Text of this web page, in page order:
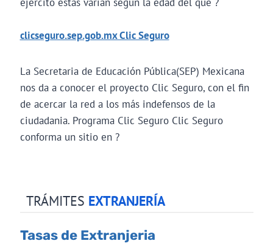
clicseguro.sep.gob.mx Clic Seguro
La Secretaria de Educación Pública(SEP) Mexicana
nos da a conocer el proyecto Clic Seguro, con el fin
de acercar la red a los más indefensos de la
ciudadania. Programa Clic Seguro Clic Seguro
conforma un sitio en ?
TRÁMITES EXTRANJERÍA
Tasas de Extranjeria